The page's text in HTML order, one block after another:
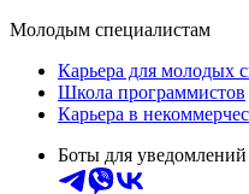
Молодым специалистам
Карьера для молодых
Школа программистов
Карьера в
Боты для уведомлений